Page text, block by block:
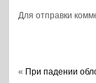
Для отправки
« При падении